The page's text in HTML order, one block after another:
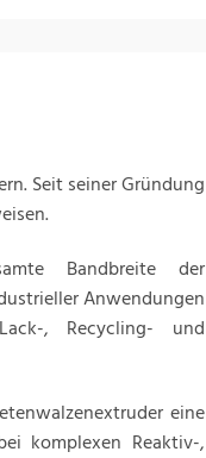
Seit seiner Gründung
Bandbreite der
Anwendungen
, Recycling- und
eine
komplexen Reaktiv-,